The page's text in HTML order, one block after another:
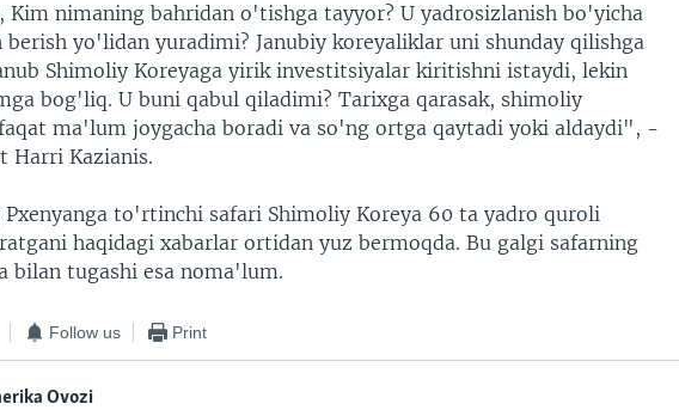
Kim nimaning bahridan o'tishga tayyor? U yadrosizlanish bo'yicha
yo'lidan yuradimi? Janubiy koreyaliklar uni shunday qilishga
Shimoliy Koreyaga yirik investitsiyalar kiritishni istaydi, lekin
bog'liq. U buni qabul qiladimi? Tarixga qarasak, shimoliy
ma'lum joygacha boradi va so'ng ortga qaytadi yoki aldaydi", -
Harri Kazianis.
Pxenyanga to'rtinchi safari Shimoliy Koreya 60 ta yadro quroli
haqidagi xabarlar ortidan yuz bermoqda. Bu galgi safarning
bilan tugashi esa noma'lum.
Follow us Print
Ovozi